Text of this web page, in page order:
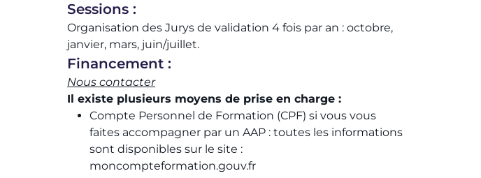
Sessions :
Organisation des Jurys de validation 4 fois par an : octobre,
janvier, mars, juin/juillet.
Financement :
Nous contacter
Il existe plusieurs moyens de prise en charge :
Compte Personnel de Formation (CPF) si vous vous
faites accompagner par un AAP : toutes les informations
sont disponibles sur le site :
moncompteformation.gouv.fr​